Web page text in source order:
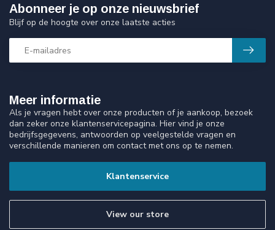
Meer informatie
Als je vragen hebt over onze producten of je aankoop, bezoek
dan zeker onze klantenservicepagina. Hier vind je onze
bedrijfsgegevens, antwoorden op veelgestelde vragen en
verschillende manieren om contact met ons op te nemen.
Klantenservice
View our store
Abonneer je op onze nieuwsbrief
Blijf op de hoogte over onze laatste acties